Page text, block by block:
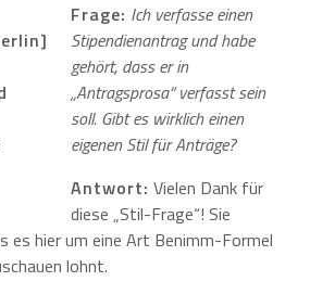
Frage: Ich verfasse einen
Stipendienantrag und habe
gehört, dass er in
„Antragsprosa“ verfasst sein
soll. Gibt es wirklich einen
eigenen Stil für Anträge?
Antwort: Vielen Dank für
diese „Stil-Frage“! Sie
es hier um eine Art Benimm-Formel
lohnt.